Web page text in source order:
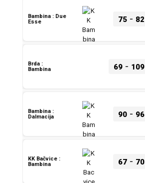
75- 82
Bambina : Due
Esse
69- 109
Brda :
Bambina
90- 96
Bambina :
Dalmacija
67- 70
KK Bačvice :
Bambina